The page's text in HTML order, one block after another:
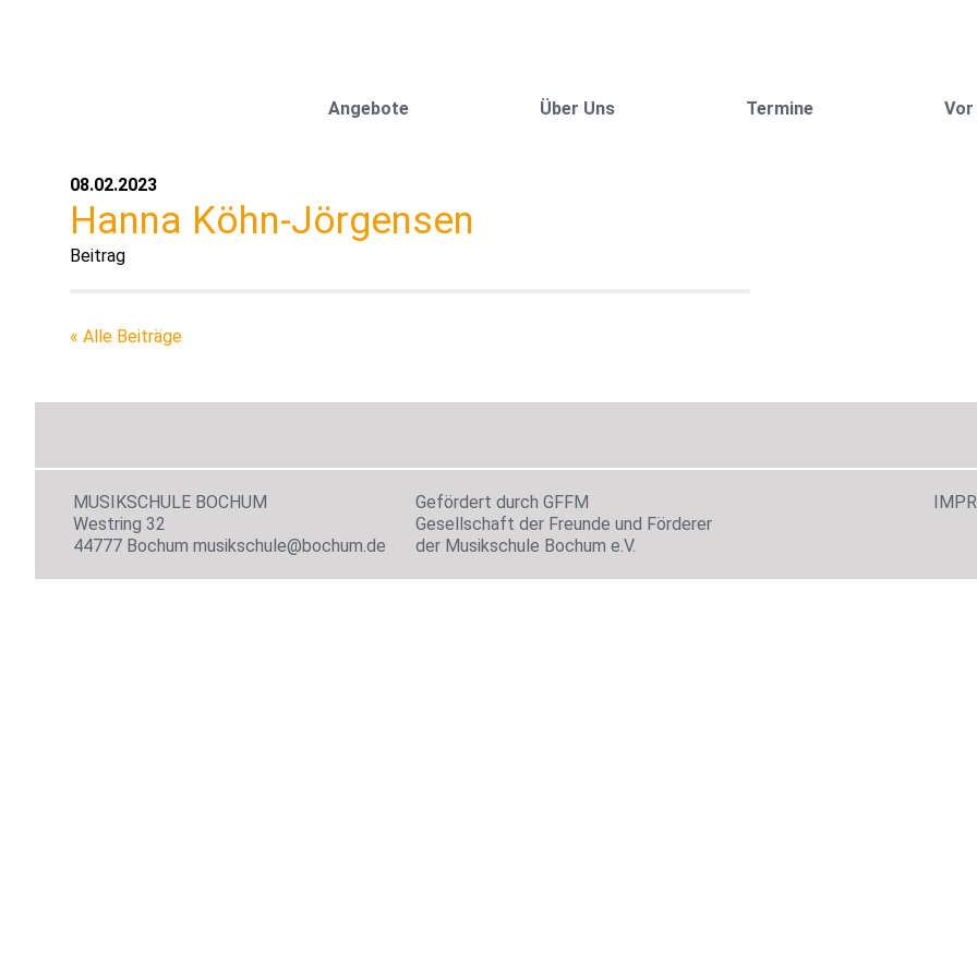
Angebote Über Uns Termine
08.02.2023
Hanna Köhn-Jörgensen
« Alle Beiträge
MUSIKSCHULE BOCHUM
Westring 32
44777 Bochum musikschule@bochum.de
Gefördert durch GFFM
Gesellschaft der Freunde und Förderer
der Musikschule Bochum e.V.